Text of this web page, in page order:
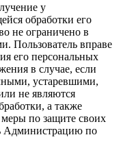
у
обработки его
не ограничено в
Пользователь вправе
его персональных
в случае, если
устаревшими,
не являются
а также
по защите своих
Администрацию по